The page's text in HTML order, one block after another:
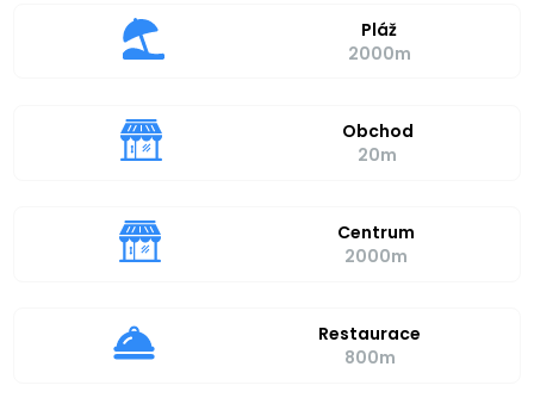
Pláž
2000m
Obchod
20m
Centrum
2000m
Restaurace
800m